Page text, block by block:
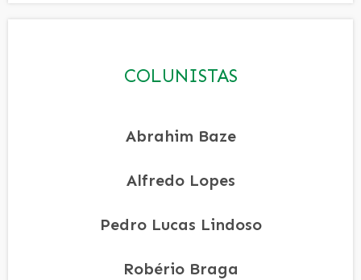
COLUNISTAS
Abrahim Baze
Alfredo Lopes
Pedro Lucas Lindoso
Robério Braga